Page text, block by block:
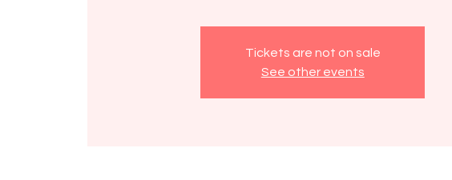
Tickets are not on sale
See other events